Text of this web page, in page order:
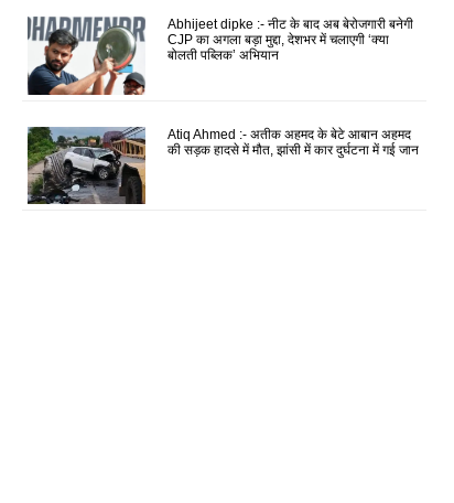
Abhijeet dipke :- नीट के बाद अब बेरोजगारी बनेगी
CJP का अगला बड़ा मुद्दा, देशभर में चलाएगी ‘क्या
बोलती पब्लिक’ अभियान
Atiq Ahmed :- अतीक अहमद के बेटे आबान अहमद
की सड़क हादसे में मौत, झांसी में कार दुर्घटना में गई जान